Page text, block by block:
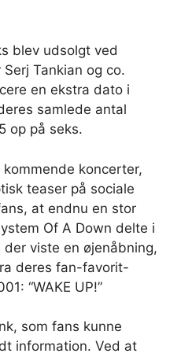
blev udsolgt ved
Tankian og co.
en ekstra dato i
samlede antal
op på seks.
koncerter,
teaser på sociale
at endnu en stor
Of A Down delte i
viste en øjenåbning,
deres fan-favorit-
“WAKE UP!”
som fans kunne
information. Ved at